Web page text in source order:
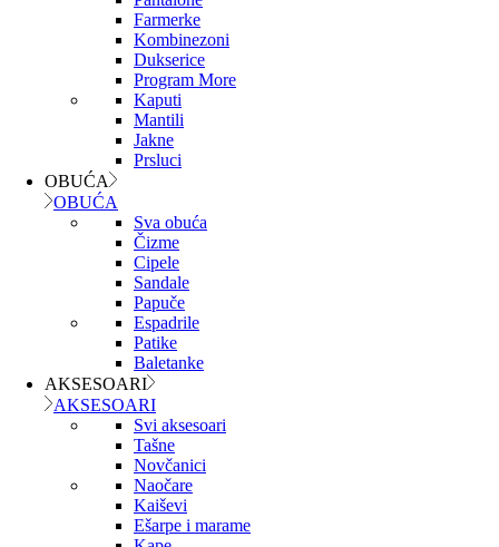
Farmerke
Kombinezoni
Dukserice
Program More
Kaputi
Mantili
Jakne
Prsluci
OBUĆA
OBUĆA
Sva obuća
Čizme
Cipele
Sandale
Papuče
Espadrile
Patike
Baletanke
AKSESOARI
AKSESOARI
Svi aksesoari
Tašne
Novčanici
Naočare
Kaiševi
Ešarpe i marame